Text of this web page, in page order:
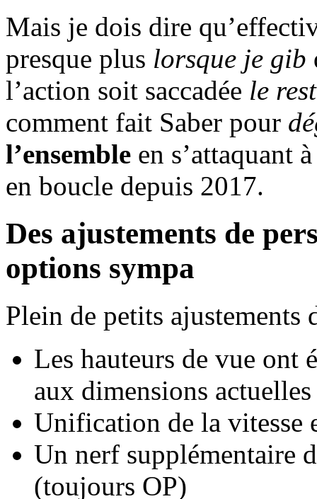
Mais je dois dire
presque plus lorsque je gib
l’action soit saccadée le
comment fait Saber pour
l’ensemble en s’attaquant
en boucle depuis 2017.
Des ajustements de
options sympa
Plein de petits ajustements
Les hauteurs de vue ont
aux dimensions
Unification de la vitesse
Un nerf supplémentaire
(toujours OP)